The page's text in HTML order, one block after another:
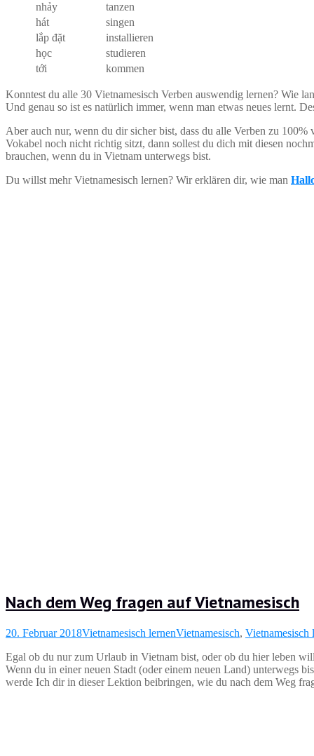
nhảy
tanzen
hát
singen
lắp đặt
installieren
học
studieren
tới
kommen
Konntest du alle 30 Vietnamesisch Verben auswendig lernen? Wie
Und genau so ist es natürlich immer, wenn man etwas neues lernt.
Aber auch nur, wenn du dir sicher bist, dass du alle Verben zu
Vokabel noch nicht richtig sitzt, dann sollest du dich mit diesen
brauchen, wenn du in Vietnam unterwegs bist.
Du willst mehr Vietnamesisch lernen? Wir erklären dir, wie man
Nach dem Weg fragen auf Vietnamesisch
20. Februar 2018Vietnamesisch lernenVietnamesisch, Vietnamesisch
Egal ob du nur zum Urlaub in Vietnam bist, oder ob du hier leben
Wenn du in einer neuen Stadt (oder einem neuen Land) unterwegs
werde Ich dir in dieser Lektion beibringen, wie du nach dem Weg